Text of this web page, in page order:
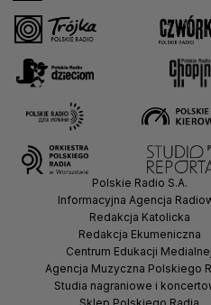
Polskie Radio S.A.
Informacyjna Agencja
Redakcja Katolicka
Redakcja Ekumeniczna
Centrum Edukacji Medialnej
Agencja Muzyczna Polskiego
Studia nagraniowe i